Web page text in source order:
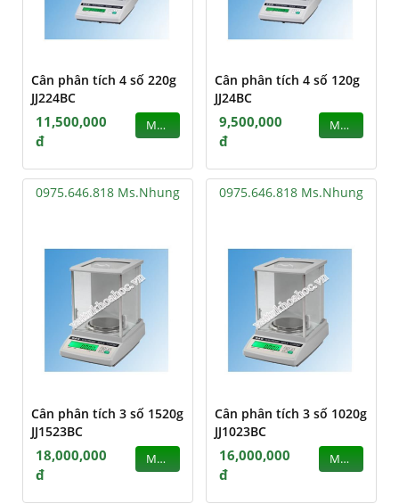
Cân phân tích 4 số 220g
JJ224BC
11,500,000
đ
MUA
Cân phân tích 4 số 120g
JJ24BC
9,500,000
đ
MUA
0975.646.818 Ms.Nhung
Cân phân tích 3 số 1520g
JJ1523BC
18,000,000
đ
MUA
0975.646.818 Ms.Nhung
Cân phân tích 3 số 1020g
JJ1023BC
16,000,000
đ
MUA